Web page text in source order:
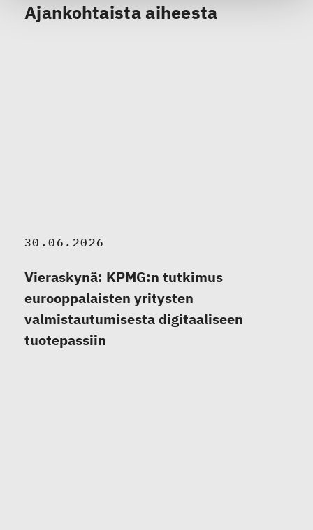
Ajankohtaista aiheesta
30.06.2026
Vieraskynä: KPMG:n tutkimus
eurooppalaisten yritysten
valmistautumisesta digitaaliseen
tuotepassiin